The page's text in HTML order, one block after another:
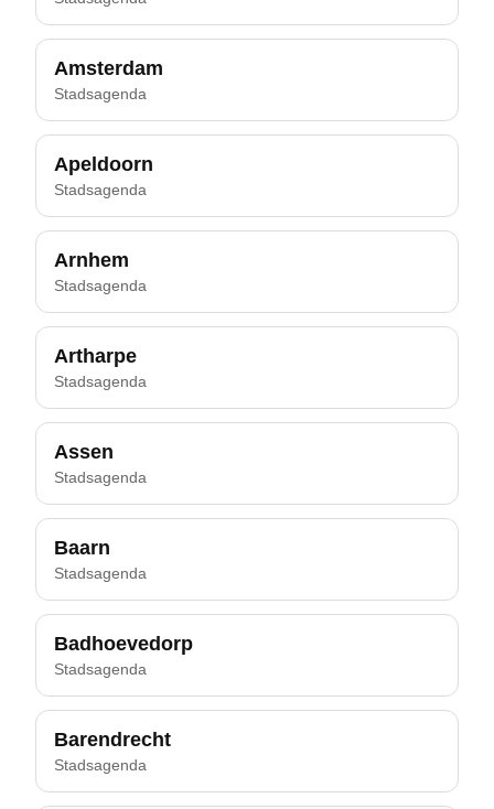
Amsterdam
Stadsagenda
Apeldoorn
Stadsagenda
Arnhem
Stadsagenda
Artharpe
Stadsagenda
Assen
Stadsagenda
Baarn
Stadsagenda
Badhoevedorp
Stadsagenda
Barendrecht
Stadsagenda